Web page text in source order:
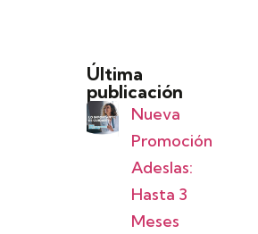
Última
publicación
Nueva
Promoción
Adeslas:
Hasta 3
Meses